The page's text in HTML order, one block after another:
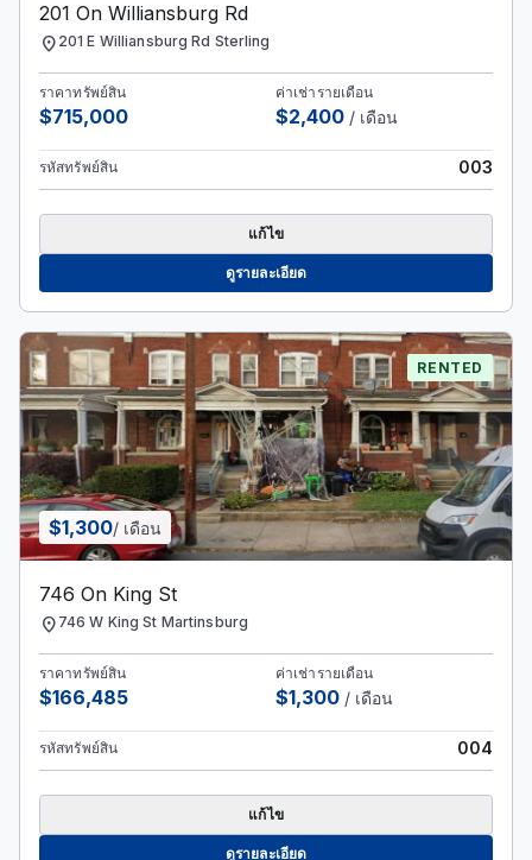
201 On Williansburg Rd
location_on 201 E Williansburg Rd Sterling
ราคาทรัพย์สิน
$715,000
ค่าเช่ารายเดือน
$2,400 / เดือน
รหัสทรัพย์สิน 003
แก้ไข
ดูรายละเอียด
$1,300/ เดือน
RENTED
746 On King St
location_on 746 W King St Martinsburg
ราคาทรัพย์สิน
$166,485
ค่าเช่ารายเดือน
$1,300 / เดือน
รหัสทรัพย์สิน 004
แก้ไข
ดูรายละเอียด